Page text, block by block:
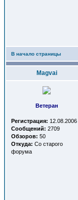
В начало страницы
Magvai
Ветеран
Регистрация: 12.08.2006
Сообщений: 2709
Обзоров: 50
Откуда: Со старого
форума